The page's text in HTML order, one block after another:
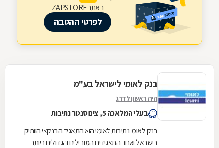
באתר ZAPSTORE
לפרטי ההטבה
בנק לאומי לישראל בע"מ
היה ראשון לדרג
בעלי המלאכה 5, צים סנטר נתיבות
בנק לאומי נתיבות לאומי הוא התאגיד הבנקאי הוותיק
בישראל ואחד התאגידים המובילים והגדולים ביותר